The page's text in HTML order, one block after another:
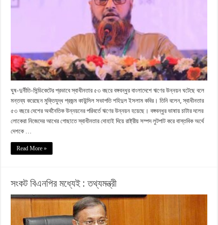
ঘুষ-দুর্নীতি-সিন্ডিকেটের প্রভাবে স্বাধীনতার ৫৩ বছরে বঙ্গবন্ধুর বাংলাদেশে ঋণের উন্নয়ন ঘটেছে বলে
মন্তব্য করেছেন মুক্তিযুদ্ধ প্রজন্ম কাউন্সিল সভাপতি শহিদুল ইসলাম কবির। তিনি বলেন, স্বাধীনতার
৫৩ বছরে দেশের অর্থনৈতিক উন্নয়নের পরিবর্তে ঋণের উন্নয়ন হয়েছে। বঙ্গবন্ধুর ভাষায় চাটার দলের
লোকেরা নিজেদের আখের গোছাতে স্বাধীনতার দোহাই দিয়ে রাষ্ট্রীয় সম্পদ লুটপাট করে বাস্তবিক অর্থে
দেশকে …
Read More »
সংকট বিএনপির মধ্যেই : তথ্যমন্ত্রী